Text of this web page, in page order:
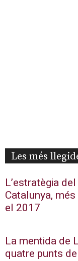
Les més
L’estratègia
Catalunya,
el 2017
La mentida de
quatre punts